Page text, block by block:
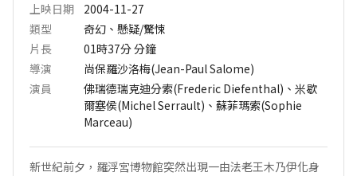
上映日期
2004-11-27
類型
奇幻、懸疑/驚悚
片長
01時37分分鐘
導演
尚保羅沙洛梅(Jean-Paul Salome)
演員
佛瑞德瑞克迪分索(Frederic Diefenthal)、米歇
爾塞侯(Michel Serrault)、蘇菲瑪索(Sophie
Marceau)
新世紀前夕，羅浮宮博物館突然出現一由法老王木乃伊化身